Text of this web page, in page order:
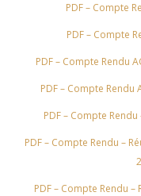
PDF – Compte
PDF – Compte
PDF – Compte Rendu
PDF – Compte Rendu
PDF – Compte
PDF – Compte Rendu –
PDF – Compte Rendu